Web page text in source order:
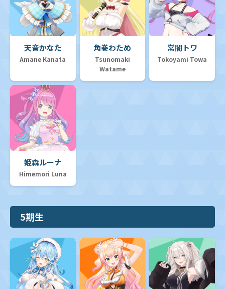
天音かなた
Amane Kanata
角巻わため
Tsunomaki
Watame
常闇トワ
Tokoyami Towa
姫森ルーナ
Himemori Luna
5期生